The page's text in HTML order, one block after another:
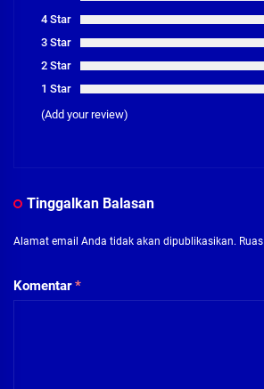
4 Star
3 Star
2 Star
1 Star
(Add your review)
Tinggalkan Balasan
Alamat email Anda tidak akan dipublikasikan.
Komentar*